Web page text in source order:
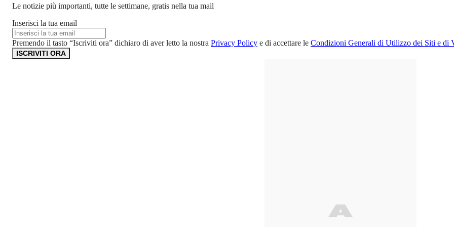
Le notizie più importanti, tutte le settimane, gratis nella tua mail
Inserisci la tua email
Premendo il tasto “Iscriviti ora” dichiaro di aver letto la nostra Privacy Policy e di accettare le Condizioni Generali di Utilizzo dei Siti e di
ISCRIVITI ORA